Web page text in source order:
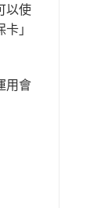
以使
」
用會